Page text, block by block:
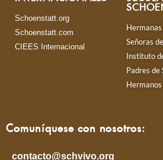
Schoenstatt.org
Schoenstatt.com
CIEES Internacional
Señoras
Instituto
Padres
Comuníquese con nosotros:
contacto@schvivo.org